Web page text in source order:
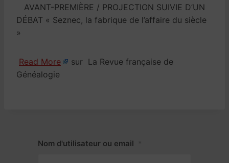
AVANT-PREMIÈRE / PROJECTION SUIVIE D’UN
DÉBAT « Seznec, la fabrique de l’affaire du siècle
»
Read More
sur La Revue française de
Généalogie
Nom d'utilisateur ou email